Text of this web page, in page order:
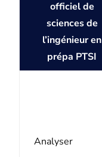
officiel de
sciences de
l’ingénieur en
prépa PTSI
Analyser